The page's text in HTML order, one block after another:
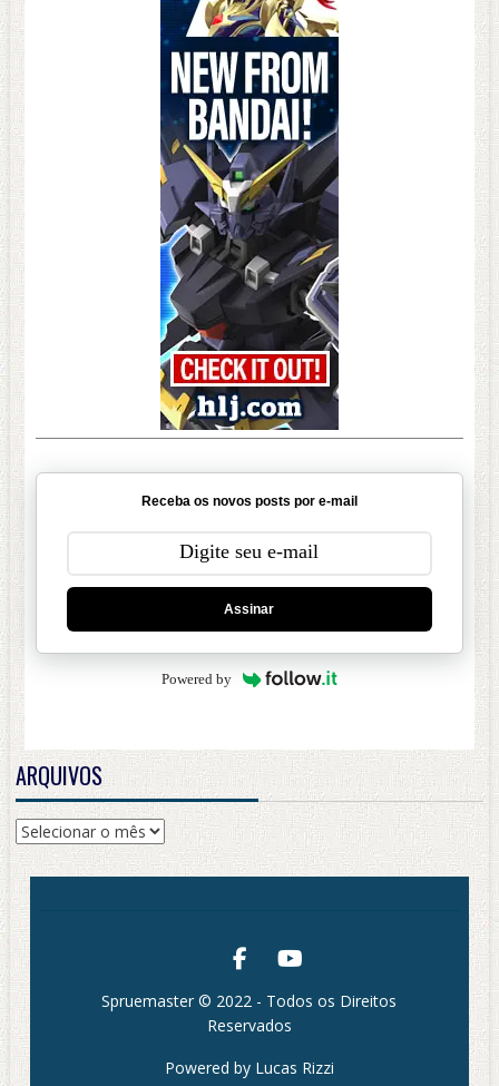
Receba os novos posts por e-mail
Assinar
Powered by
ARQUIVOS
Arquivos
Spruemaster © 2022 - Todos os Direitos
Reservados
Powered by Lucas Rizzi